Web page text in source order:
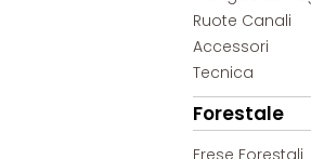
Ruote Canali
Accessori
Tecnica
Forestale